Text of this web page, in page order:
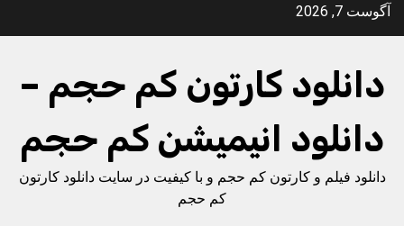
Skipآگوست 7, 2026
دانلود کارتون کم حجم –
دانلود انیمیشن کم حجم
دانلود فیلم و کارتون کم حجم و با کیفیت در سایت دانلود کارتون
کم حجم